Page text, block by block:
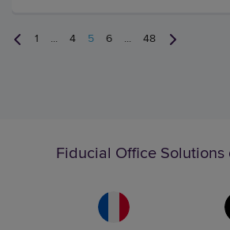
1 ... 4 5 6 ... 48
Fiducial Office Solutions